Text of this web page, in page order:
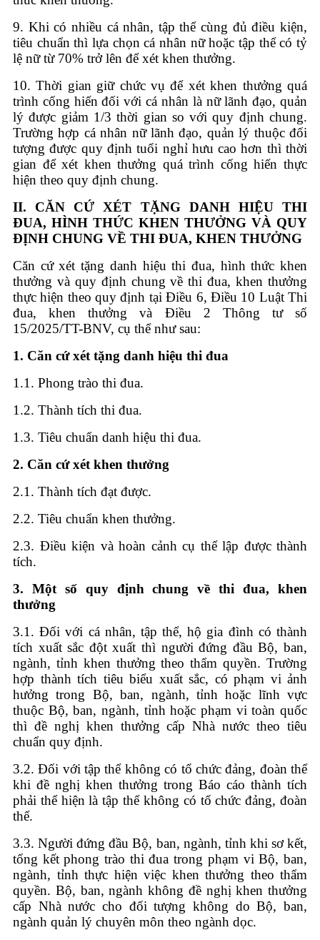
9. Khi có nhiều cá nhân, tập thể cùng đủ điều kiện,
tiêu chuẩn thì lựa chọn cá nhân nữ hoặc tập thể có tỷ
lệ nữ từ 70% trở lên để xét khen thưởng.
10. Thời gian giữ chức vụ để xét khen thưởng quá
trình cống hiến đối với cá nhân là nữ lãnh đạo, quản
lý được giảm 1/3 thời gian so với quy định chung.
Trường hợp cá nhân nữ lãnh đạo, quản lý thuộc đối
tượng được quy định tuổi nghỉ hưu cao hơn thì thời
gian để xét khen thưởng quá trình cống hiến thực
hiện theo quy định chung.
II. CĂN CỨ XÉT TẶNG DANH HIỆU THI
ĐUA, HÌNH THỨC KHEN THƯỞNG VÀ QUY
ĐỊNH CHUNG VỀ THI ĐUA, KHEN THƯỞNG
Căn cứ xét tặng danh hiệu thi đua, hình thức khen
thưởng và quy định chung về thi đua, khen thưởng
thực hiện theo quy định tại Điều 6, Điều 10 Luật Thi
đua, khen thưởng và Điều 2 Thông tư số
15/2025/TT-BNV, cụ thể như sau:
1. Căn cứ xét tặng danh hiệu thi đua
1.1. Phong trào thi đua.
1.2. Thành tích thi đua.
1.3. Tiêu chuẩn danh hiệu thi đua.
2. Căn cứ xét khen thưởng
2.1. Thành tích đạt được.
2.2. Tiêu chuẩn khen thưởng.
2.3. Điều kiện và hoàn cảnh cụ thể lập được thành
tích.
3. Một số quy định chung về thi đua, khen
thưởng
3.1. Đối với cá nhân, tập thể, hộ gia đình có thành
tích xuất sắc đột xuất thì người đứng đầu Bộ, ban,
ngành, tỉnh khen thưởng theo thẩm quyền. Trường
hợp thành tích tiêu biểu xuất sắc, có phạm vi ảnh
hưởng trong Bộ, ban, ngành, tỉnh hoặc lĩnh vực
thuộc Bộ, ban, ngành, tỉnh hoặc phạm vi toàn quốc
thì đề nghị khen thưởng cấp Nhà nước theo tiêu
chuẩn quy định.
3.2. Đối với tập thể không có tổ chức đảng, đoàn thể
khi đề nghị khen thưởng trong Báo cáo thành tích
phải thể hiện là tập thể không có tổ chức đảng, đoàn
thể.
3.3. Người đứng đầu Bộ, ban, ngành, tỉnh khi sơ kết,
tổng kết phong trào thi đua trong phạm vi Bộ, ban,
ngành, tỉnh thực hiện việc khen thưởng theo thẩm
quyền. Bộ, ban, ngành không đề nghị khen thưởng
cấp Nhà nước cho đối tượng không do Bộ, ban,
ngành quản lý chuyên môn theo ngành dọc.